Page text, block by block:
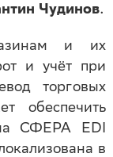
Чудинов.
и их
и учёт при
торговых
обеспечить
СФЕРА EDI
в